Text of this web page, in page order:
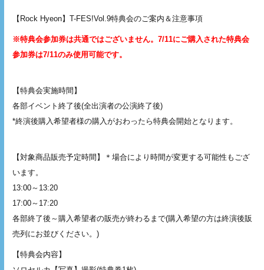
【Rock Hyeon】T-FES!Vol.9特典会のご案内＆注意事項
※特典会参加券は共通ではございません。7/11にご購入された特典会
参加券は7/11のみ使用可能です。
【特典会実施時間】
各部イベント終了後(全出演者の公演終了後)
*終演後購入希望者様の購入がおわったら特典会開始となります。
【対象商品販売予定時間】＊場合により時間が変更する可能性もござ
います。
13:00～13:20
17:00～17:20
各部終了後～購入希望者の販売が終わるまで(購入希望の方は終演後販
売列にお並びください。)
【特典会内容】